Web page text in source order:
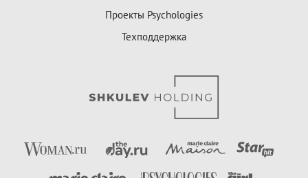
Проекты Psychologies
Техподдержка